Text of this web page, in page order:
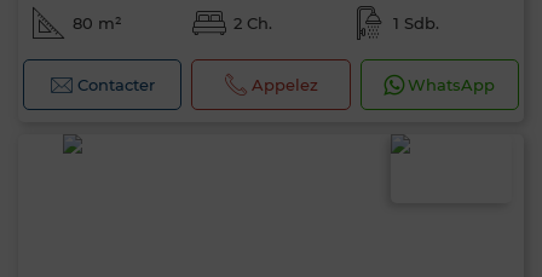
80 m² 2 Ch. 1 Sdb.
Contacter Appelez WhatsApp